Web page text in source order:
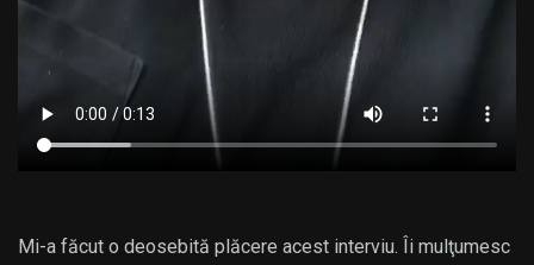
Mi-a făcut o deosebită plăcere acest interviu. Îi mulţumesc